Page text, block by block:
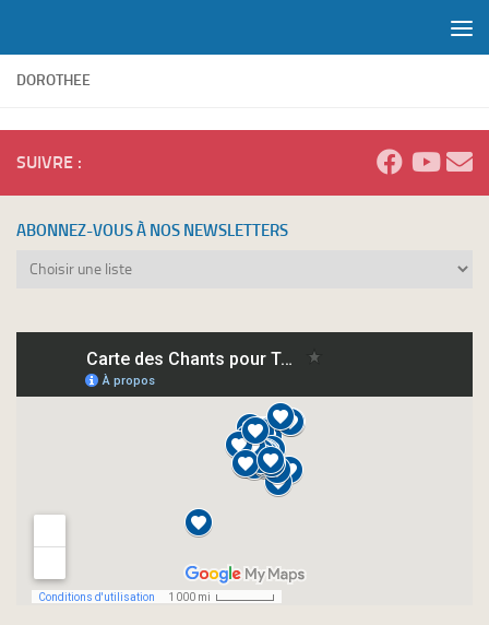
DOROTHEE
SUIVRE :
ABONNEZ-VOUS À NOS NEWSLETTERS
Abonnez-
newsletters